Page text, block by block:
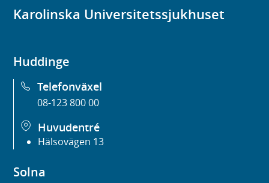
Karolinska Universitetssjukhuset
Huddinge
Telefonväxel
08-123 800 00
Huvudentré
Hälsovägen 13
Solna